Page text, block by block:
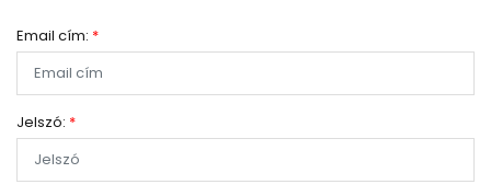
Email cím: *
Jelszó: *